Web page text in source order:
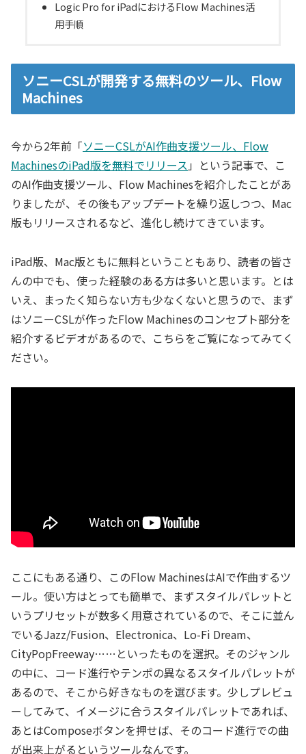
Logic Pro for iPadにおけるFlow Machines活
用手順
ソニーCSLが開発する無料のツール、Flow
Machines
今から2年前「ソニーCSLがAI作曲支援ツール、Flow
MachinesのiPad版を無料でリリース 」という記事で、こ
のAI作曲支援ツール、Flow Machinesを紹介したことがあ
りましたが、その後もアップデートを繰り返しつつ、Mac
版もリリースされるなど、進化し続けてきています。
iPad版、Mac版ともに無料ということもあり、読者の皆さ
んの中でも、使った経験のある方は多いと思います。とは
いえ、まったく知らない方も少なくないと思うので、まず
はソニーCSLが作ったFlow Machinesのコンセプト部分を
紹介するビデオがあるので、こちらをご覧になってみてく
ださい。
ここにもある通り、このFlow MachinesはAIで作曲するツ
ール。使い方はとっても簡単で、まずスタイルパレットと
いうプリセットが数多く用意されているので、そこに並ん
でいるJazz/Fusion、Electronica、Lo-Fi Dream、
CityPopFreeway……といったものを選択。そのジャンル
の中に、コード進行やテンポの異なるスタイルパレットが
あるので、そこから好きなものを選びます。少しプレビュ
ーしてみて、イメージに合うスタイルパレットであれば、
あとはComposeボタンを押せば、そのコード進行での曲
が出来上がるというツールなんです。